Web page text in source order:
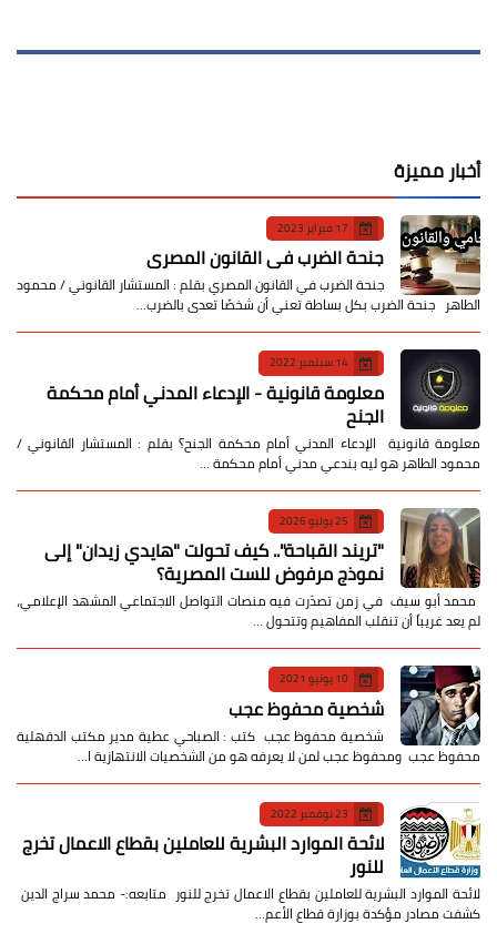
أخبار مميزة
17 فبراير 2023
جنحة الضرب في القانون المصري
جنحة الضرب في القانون المصري بقلم : المستشار القانوني / محمود
الطاهر جنحة الضرب بكل بساطة تعني أن شخصًا تعدى بالضرب…
14 سبتمبر 2022
معلومة قانونية - الإدعاء المدني أمام محكمة
الجنح
معلومة قانونية الإدعاء المدني أمام محكمة الجنح؟ بقلم : المستشار القانوني /
محمود الطاهر هو ليه بندعي مدني أمام محكمة …
25 يوليو 2026
​"تريند القباحة".. كيف تحولت "هايدي زيدان" إلى
نموذج مرفوض للست المصرية؟
​ محمد أبو سيف ​في زمن تصدّرت فيه منصات التواصل الاجتماعي المشهد الإعلامي،
لم يعد غريباً أن تنقلب المفاهيم وتتحول …
10 يونيو 2021
شخصية محفوظ عجب
شخصية محفوظ عجب كتب : الصباحي عطية مدير مكتب الدقهلية
محفوظ عجب ومحفوظ عجب لمن لا يعرفه هو من الشخصيات الانتهازية ا…
23 نوفمبر 2022
لائحة الموارد البشرية للعاملين بقطاع الاعمال تخرج
للنور
لائحة الموارد البشرية للعاملين بقطاع الاعمال تخرج للنور متابعه:- محمد سراج الدين
كشفت مصادر مؤكدة بوزارة قطاع الأعم…